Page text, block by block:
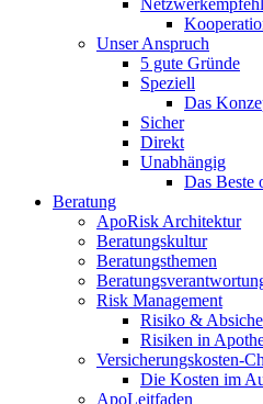
Unser Anspruch
5 gute Gründe
Speziell
Das
Sicher
Direkt
Unabhängig
Das Beste
Beratung
ApoRisk Architektur
Beratungskultur
Beratungsthemen
Risk Management
Risiko &
Risiken in
Versicherungskosten-
Die Kosten im
ApoLeitfaden